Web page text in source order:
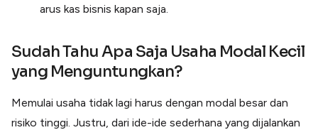
arus kas bisnis kapan saja.
Sudah Tahu Apa Saja Usaha Modal Kecil
yang Menguntungkan?
Memulai usaha tidak lagi harus dengan modal besar dan
risiko tinggi. Justru, dari ide-ide sederhana yang dijalankan